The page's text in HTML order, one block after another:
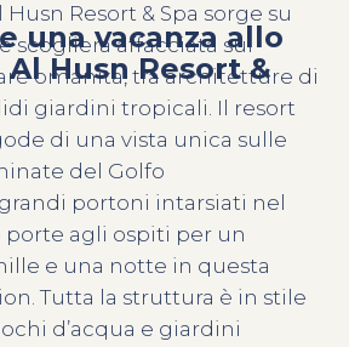
una vacanza allo
Husn Resort &
Husn Resort & Spa sorge su
scogliera affacciata sul
omanita, tra architetture di
giardini tropicali. Il resort
di una vista unica sulle
del Golfo
portoni intarsiati nel
porte agli ospiti per un
e una notte in questa
Tutta la struttura è in stile
d’acqua e giardini